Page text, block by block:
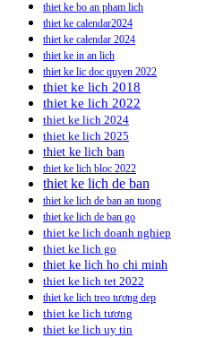
thiet ke bo an pham lich
thiet ke calendar2024
thiet ke calendar 2024
thiet ke in an lich
thiet ke lic doc quyen 2022
thiet ke lich 2018
thiet ke lich 2022
thiet ke lich 2024
thiet ke lich 2025
thiet ke lich ban
thiet ke lich bloc 2022
thiet ke lich de ban
thiet ke lich de ban an tuong
thiet ke lich de ban go
thiet ke lich doanh nghiep
thiet ke lich go
thiet ke lich ho chi minh
thiet ke lich tet 2022
thiet ke lich treo tương dep
thiet ke lich tương
thiet ke lich uy tin